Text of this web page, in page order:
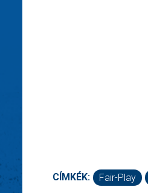
CÍMKÉK: Fair-Play